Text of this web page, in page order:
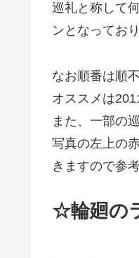
巡礼と称して
ンとなってお
なお順番は順
オススメは
また、一部の
写真の左上の
きますので参
☆輪廻の